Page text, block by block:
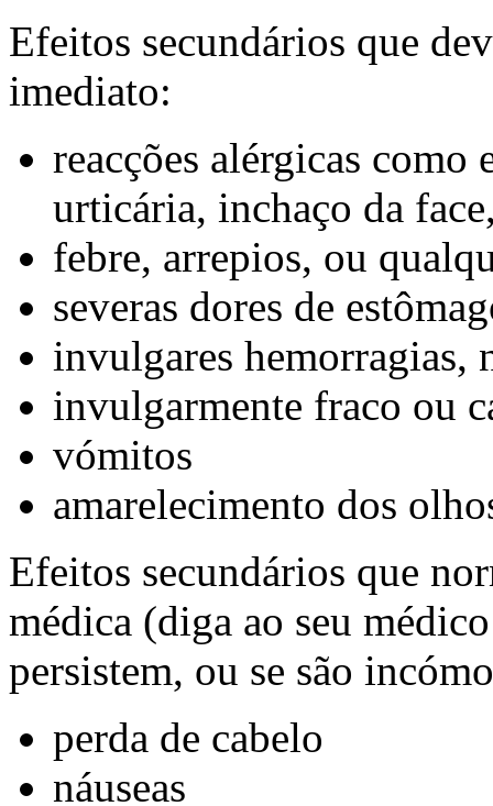
Efeitos secundários que
imediato:
reacções alérgicas como
urticária, inchaço da
febre, arrepios, ou
severas dores de
invulgares hemorragias,
invulgarmente fraco ou
vómitos
amarelecimento dos
Efeitos secundários que
médica (diga ao seu
persistem, ou se são
perda de cabelo
náuseas